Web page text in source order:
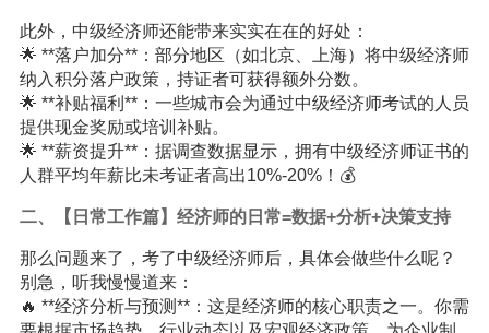
此外，中级经济师还能带来实实在在的好处：
🌟 **落户加分**：部分地区（如北京、上海）将中级经济师
纳入积分落户政策，持证者可获得额外分数。
🌟 **补贴福利**：一些城市会为通过中级经济师考试的人员
提供现金奖励或培训补贴。
🌟 **薪资提升**：据调查数据显示，拥有中级经济师证书的
人群平均年薪比未考证者高出10%-20%！💰
二、【日常工作篇】经济师的日常=数据+分析+决策支持
那么问题来了，考了中级经济师后，具体会做些什么呢？
别急，听我慢慢道来：
🔥 **经济分析与预测**：这是经济师的核心职责之一。你需